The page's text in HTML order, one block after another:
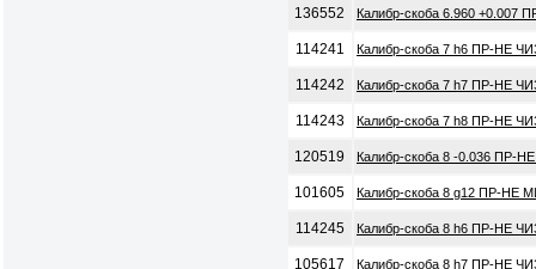
136552 Калибр-скоба 6.960 +0.007
114241 Калибр-скоба 7 h6 ПР-НЕ
114242 Калибр-скоба 7 h7 ПР-НЕ
114243 Калибр-скоба 7 h8 ПР-НЕ
120519 Калибр-скоба 8 -0.036 ПР-
101605 Калибр-скоба 8 g12 ПР-НЕ
114245 Калибр-скоба 8 h6 ПР-НЕ
105617 Калибр-скоба 8 h7 ПР-НЕ